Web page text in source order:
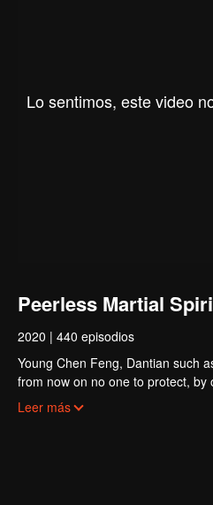
Lo sentimos, este video
Peerless Martial
2020 | 440 episodios
Young Chen Feng, Dantian such
from now on no one to protect,
the master left the supreme
Leer más